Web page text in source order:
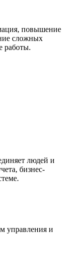
повышение
сложных
работы.
людей и
бизнес-
управления и